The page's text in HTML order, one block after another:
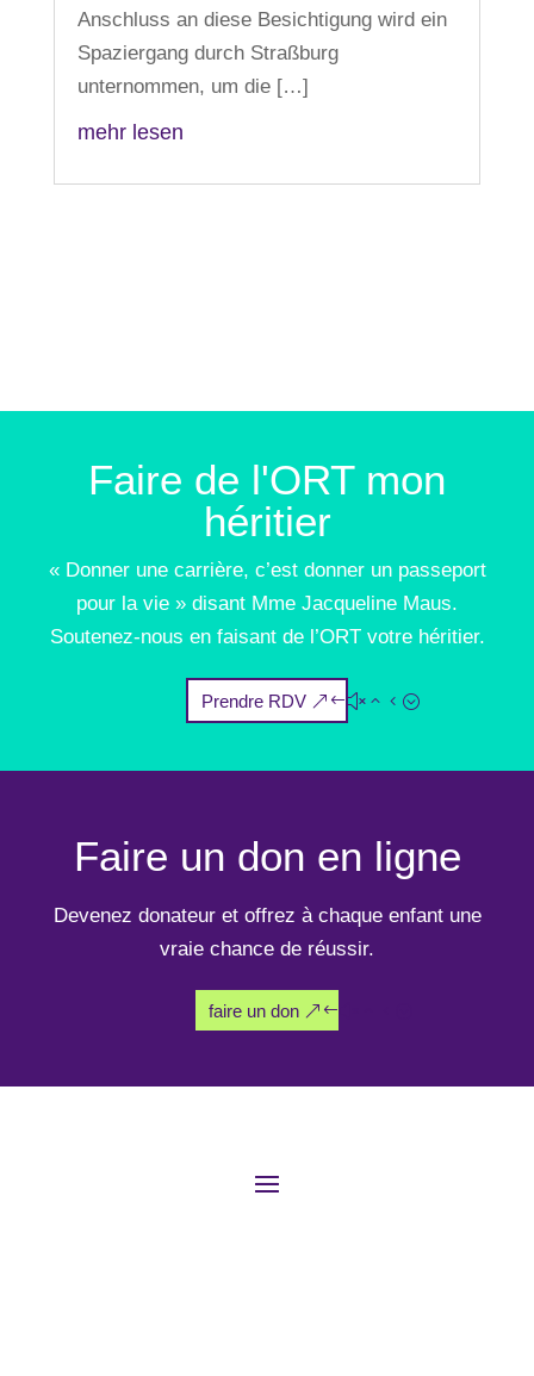
Anschluss an diese Besichtigung wird ein
Spaziergang durch Straßburg
unternommen, um die […]
mehr lesen
Faire de l'ORT mon
héritier
« Donner une carrière, c’est donner un passeport
pour la vie » disant Mme Jacqueline Maus.
Soutenez-nous en faisant de l’ORT votre héritier.
Prendre RDV
Faire un don en ligne
Devenez donateur et offrez à chaque enfant une
vraie chance de réussir.
faire un don